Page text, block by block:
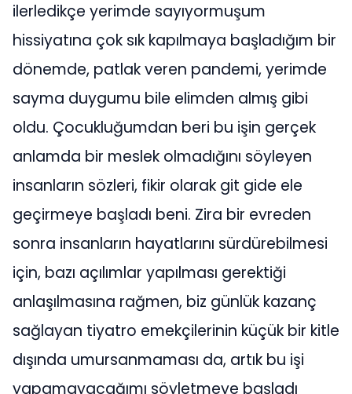
ilerledikçe yerimde sayıyormuşum
hissiyatına çok sık kapılmaya başladığım bir
dönemde, patlak veren pandemi, yerimde
sayma duygumu bile elimden almış gibi
oldu. Çocukluğumdan beri bu işin gerçek
anlamda bir meslek olmadığını söyleyen
insanların sözleri, fikir olarak git gide ele
geçirmeye başladı beni. Zira bir evreden
sonra insanların hayatlarını sürdürebilmesi
için, bazı açılımlar yapılması gerektiği
anlaşılmasına rağmen, biz günlük kazanç
sağlayan tiyatro emekçilerinin küçük bir kitle
dışında umursanmaması da, artık bu işi
yapamayacağımı söyletmeye başladı